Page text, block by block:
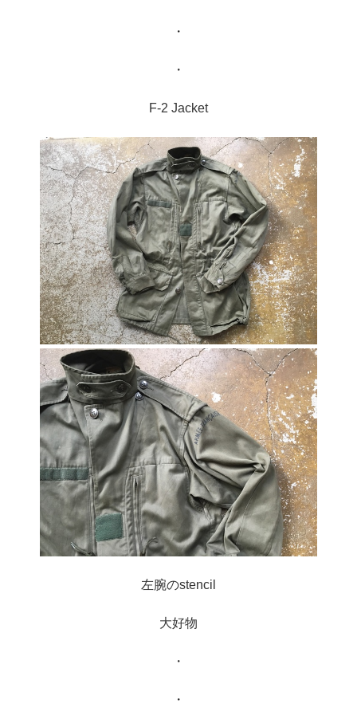
・
・
F-2 Jacket
左腕のstencil
大好物
・
・